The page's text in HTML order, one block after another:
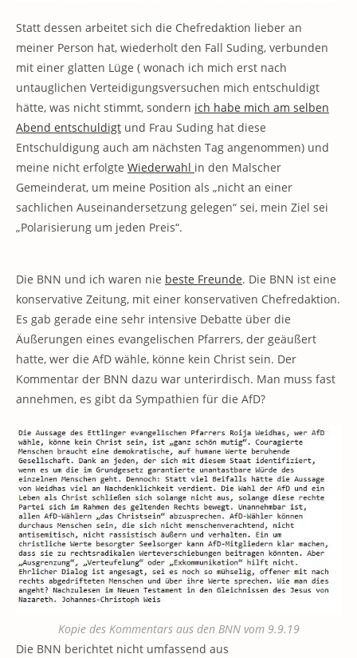
Statt dessen arbeitet sich die Chefredaktion lieber an
meiner Person hat, wiederholt den Fall Suding, verbunden
mit einer glatten Lüge ( wonach ich mich erst nach
untauglichen Verteidigungsversuchen mich entschuldigt
hätte, was nicht stimmt, sondern ich habe mich am selben
Abend entschuldigt und Frau Suding hat diese
Entschuldigung auch am nächsten Tag angenommen) und
meine nicht erfolgte Wiederwahl in den Malscher
Gemeinderat, um meine Position als „nicht an einer
sachlichen Auseinandersetzung gelegen“ sei, mein Ziel sei
„Polarisierung um jeden Preis“.
Die BNN und ich waren nie beste Freunde. Die BNN ist eine
konservative Zeitung, mit einer konservativen Chefredaktion.
Es gab gerade eine sehr intensive Debatte über die
Äußerungen eines evangelischen Pfarrers, der geäußert
hatte, wer die AfD wähle, könne kein Christ sein. Der
Kommentar der BNN dazu war unterirdisch. Man muss fast
annehmen, es gibt da Sympathien für die AfD?
Kopie des Kommentars aus den BNN vom 9.9.19
Die BNN berichtet nicht umfassend aus